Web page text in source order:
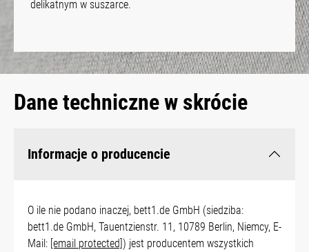
delikatnym w suszarce.
Dane techniczne w skrócie
Informacje o producencie
O ile nie podano inaczej, bett1.de GmbH (siedziba:
bett1.de GmbH, Tauentzienstr. 11, 10789 Berlin, Niemcy, E-
Mail: [email protected]) jest producentem wszystkich